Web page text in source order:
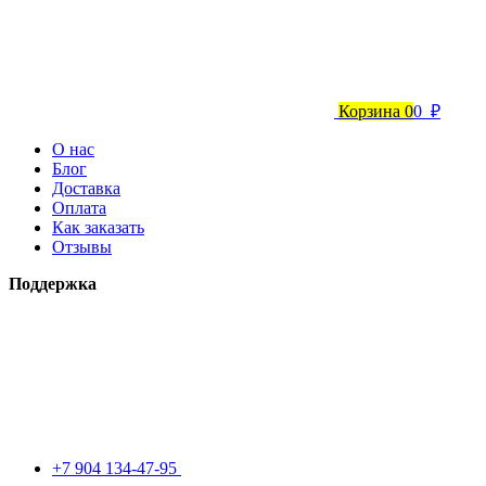
Корзина 00 ₽
О нас
Блог
Доставка
Оплата
Как заказать
Отзывы
Поддержка
+7 904 134-47-95